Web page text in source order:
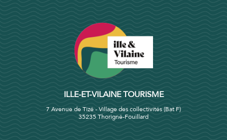
ILLE-ET-VILAINE TOURISME
7 Avenue de Tizé - Village des collectivités (Bat F)
35235 Thorigné-Fouillard